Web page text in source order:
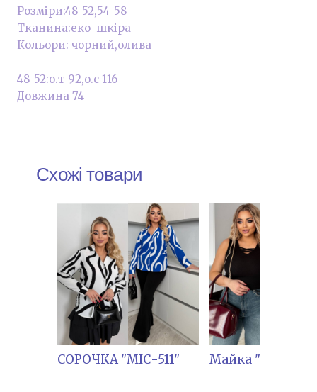
Розміри:48-52,54-58
Тканина:еко-шкіра
Кольори: чорний,олива
48-52:о.т 92,о.с 116
Довжина 74
Схожі товари
СОРОЧКА "МІС-511" Майка "ТУРЦ-